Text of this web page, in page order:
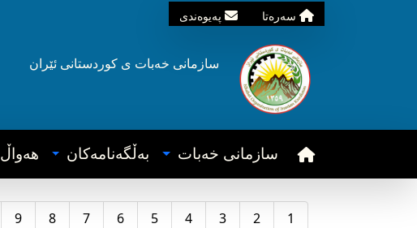
سه‌ره‌تا په‌یوه‌ندی
سازمانی خه‌بات ی کوردستانی ئێران
سازمانی خه‌بات به‌ڵگه‌نامه‌کان هه‌واڵ
1
2
3
4
5
6
7
8
9